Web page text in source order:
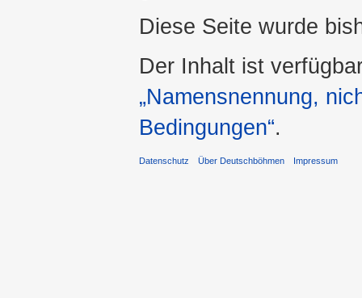
Diese Seite wurde
Der Inhalt ist
„Namensnennung,
Bedingungen“.
Datenschutz Über Deutschböhmen Impressum